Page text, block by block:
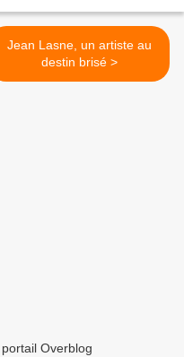
Jean Lasne, un artiste au
destin brisé >
Overblog